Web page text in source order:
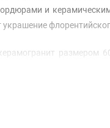
и
размером
раскладку напольной